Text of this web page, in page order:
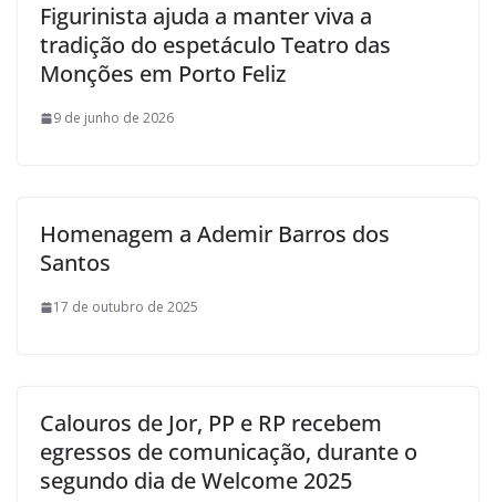
Figurinista ajuda a manter viva a
tradição do espetáculo Teatro das
Monções em Porto Feliz
9 de junho de 2026
Homenagem a Ademir Barros dos
Santos
17 de outubro de 2025
Calouros de Jor, PP e RP recebem
egressos de comunicação, durante o
segundo dia de Welcome 2025